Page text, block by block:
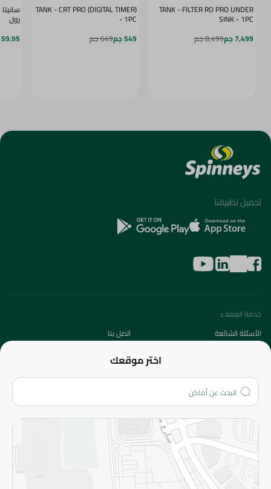
TANK - FILTER RO PRO UNDER
SINK - 1PC
7,499 جم
8,499 جم
TANK - CRT PRO (DIGITAL TIMER)
- 1PC
549 جم
649 جم
رول
59.95 جم
اختر موقعك
تحميل تطبيقنا
خدمة العملاء
الأسئلة الشائعة
اتصل بنا
من نحن؟
الفروع
المزيد
الاسترجاع
سياسة الاستخدام
سياسة الخصوصية
قم بالتسجيل للنشرة